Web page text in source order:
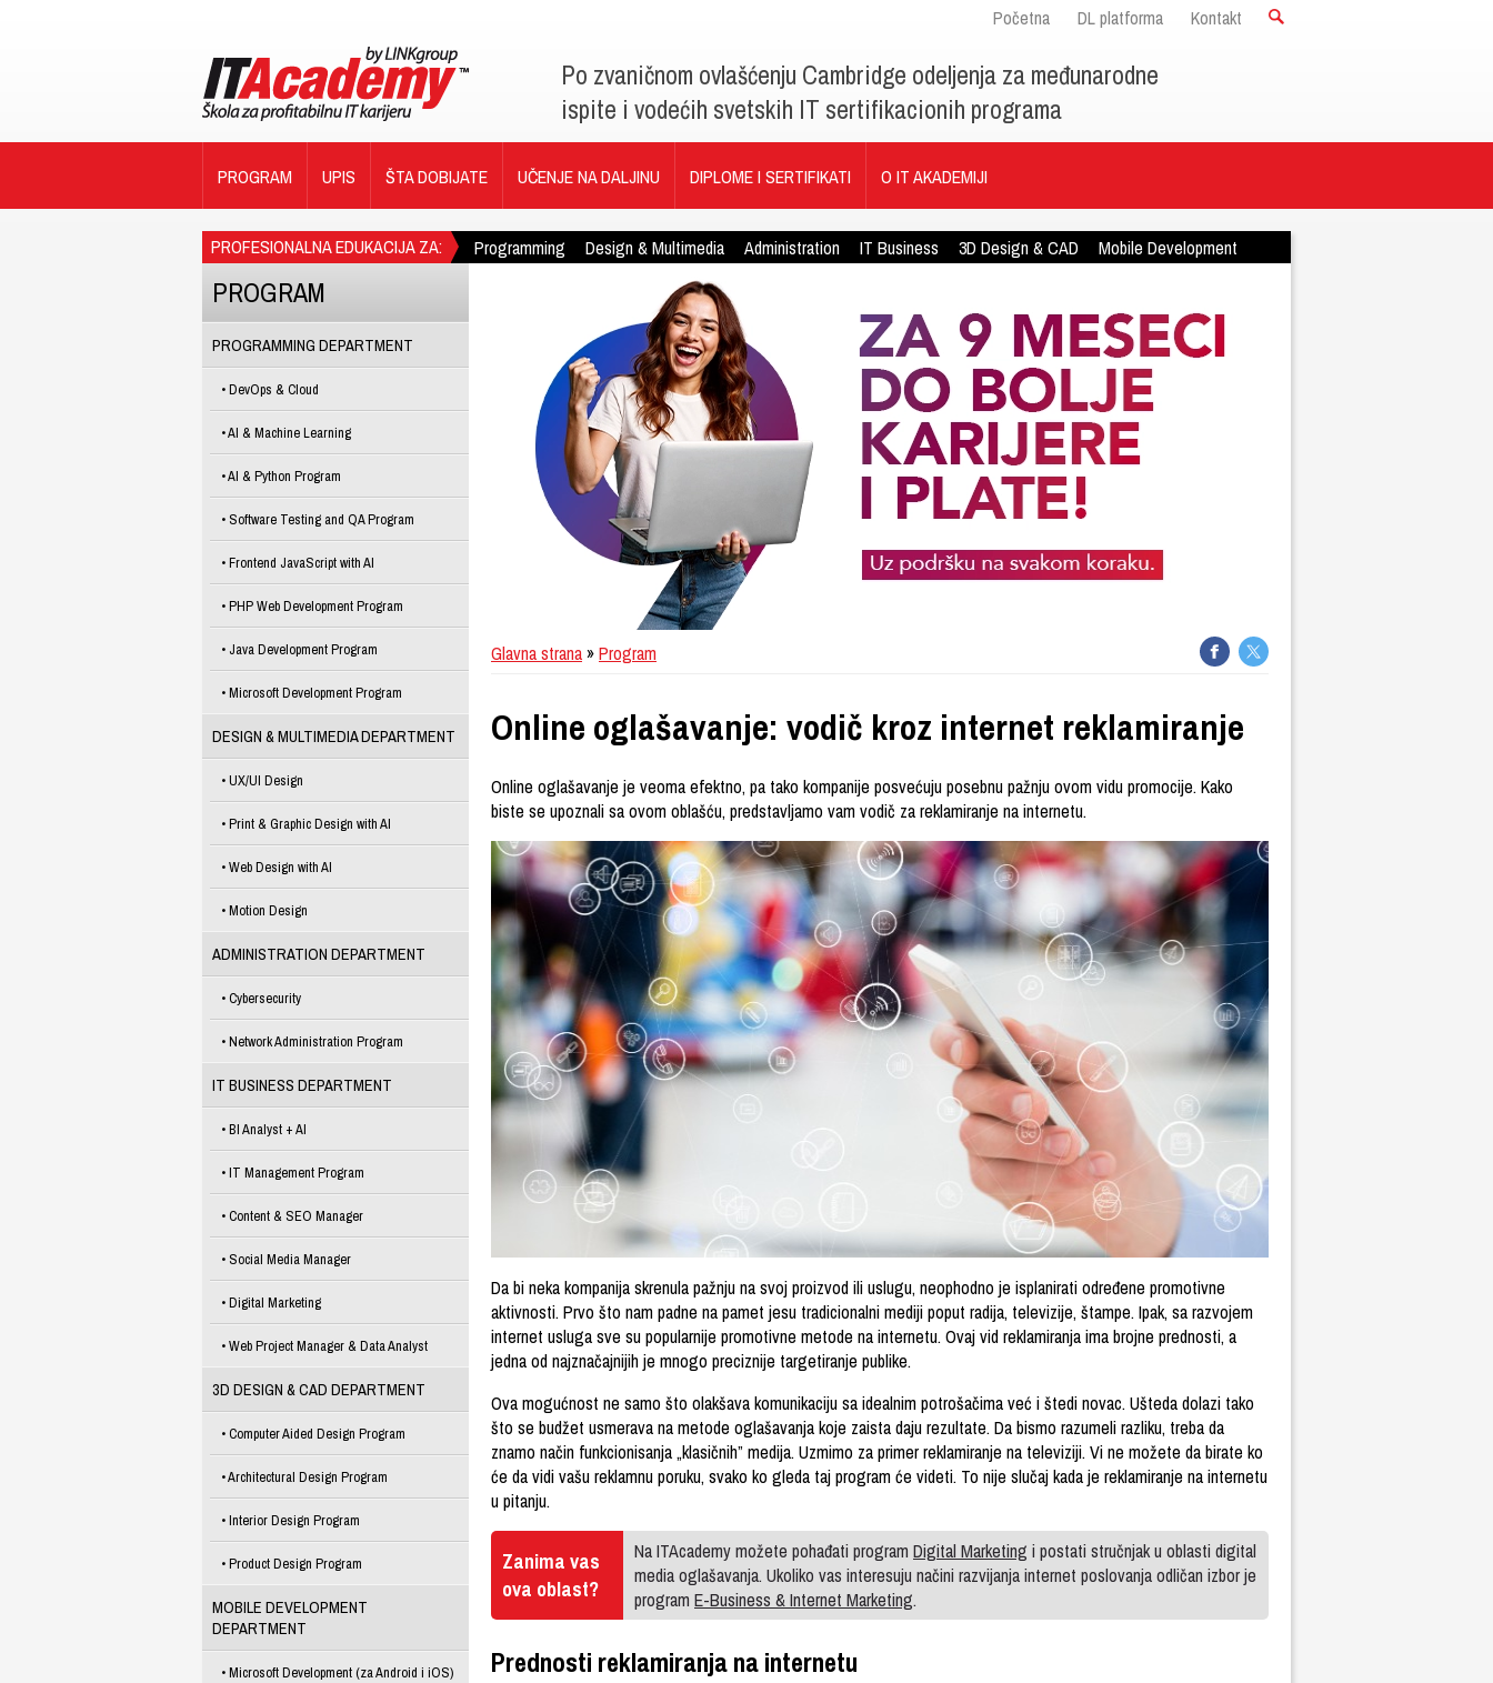
Početna DL platforma Kontakt
Po zvaničnom ovlašćenju Cambridge odeljenja za međunarodne
ispite i vodećih svetskih IT sertifikacionih programa
PROGRAM UPIS ŠTA DOBIJATE UČENJE NA DALJINU DIPLOME I SERTIFIKATI O IT AKADEMIJI
PROFESIONALNA EDUKACIJA ZA: Programming Design & Multimedia Administration IT Business 3D Design & CAD Mobile Development
Glavna strana»Program
Online oglašavanje: vodič kroz internet reklamiranje
Online oglašavanje je veoma efektno, pa tako kompanije posvećuju posebnu pažnju ovom vidu promocije. Kako
biste se upoznali sa ovom oblašću, predstavljamo vam vodič za reklamiranje na internetu.
Da bi neka kompanija skrenula pažnju na svoj proizvod ili uslugu, neophodno je isplanirati određene promotivne
aktivnosti. Prvo što nam padne na pamet jesu tradicionalni mediji poput radija, televizije, štampe. Ipak, sa razvojem
internet usluga sve su popularnije promotivne metode na internetu. Ovaj vid reklamiranja ima brojne prednosti, a
jedna od najznačajnijih je mnogo preciznije targetiranje publike.
Ova mogućnost ne samo što olakšava komunikaciju sa idealnim potrošačima već i štedi novac. Ušteda dolazi tako
što se budžet usmerava na metode oglašavanja koje zaista daju rezultate. Da bismo razumeli razliku, treba da
znamo način funkcionisanja „klasičnih” medija. Uzmimo za primer reklamiranje na televiziji. Vi ne možete da birate ko
će da vidi vašu reklamnu poruku, svako ko gleda taj program će videti. To nije slučaj kada je reklamiranje na internetu
u pitanju.
Zanima vas
ova oblast?
Na ITAcademy možete pohađati program Digital Marketing i postati stručnjak u oblasti digital
media oglašavanja. Ukoliko vas interesuju načini razvijanja internet poslovanja odličan izbor je
program E-Business & Internet Marketing.
Prednosti reklamiranja na internetu
PROGRAM
PROGRAMMING DEPARTMENT
DevOps & Cloud
AI & Machine Learning
AI & Python Program
Software Testing and QA Program
Frontend JavaScript with AI
PHP Web Development Program
Java Development Program
Microsoft Development Program
DESIGN & MULTIMEDIA DEPARTMENT
UX/UI Design
Print & Graphic Design with AI
Web Design with AI
Motion Design
ADMINISTRATION DEPARTMENT
Cybersecurity
Network Administration Program
IT BUSINESS DEPARTMENT
BI Analyst + AI
IT Management Program
Content & SEO Manager
Social Media Manager
Digital Marketing
Web Project Manager & Data Analyst
3D DESIGN & CAD DEPARTMENT
Computer Aided Design Program
Architectural Design Program
Interior Design Program
Product Design Program
MOBILE DEVELOPMENT
DEPARTMENT
Microsoft Development (za Android i iOS)